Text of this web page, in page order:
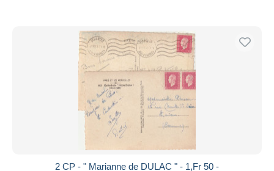
2 CP - " Marianne de DULAC " - 1,Fr 50 -